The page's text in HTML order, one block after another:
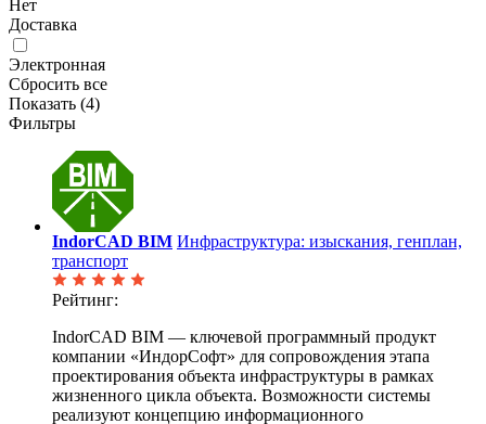
Нет
Доставка
Электронная
Сбросить все
Показать (4)
Фильтры
IndorCAD BIM Инфраструктура: изыскания, генплан,
транспорт
Рейтинг:
IndorCAD BIM — ключевой программный продукт
компании «ИндорСофт» для сопровождения этапа
проектирования объекта инфраструктуры в рамках
жизненного цикла объекта. Возможности системы
реализуют концепцию информационного